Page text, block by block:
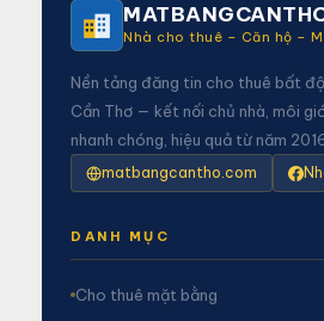
Nhà cho thuê – Căn hộ –
Nền tảng đăng tin cho thuê bất
Cần Thơ — kết nối chủ nhà, môi
nhanh chóng, hiệu quả từ năm
matbangcantho.com
DANH MỤC
Cho thuê mặt bằng